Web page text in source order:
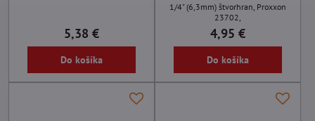
5,38 €
Do košíka
1/4" (6,3mm) štvorhran, Proxxon
23702,
4,95 €
Do košíka